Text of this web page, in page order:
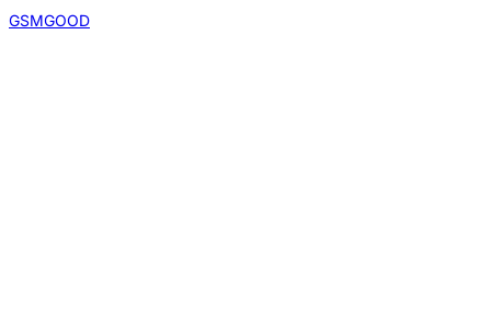
GSMGOOD